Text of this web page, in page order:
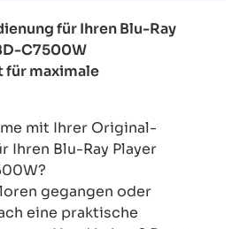
für Ihren Blu-Ray
C7500W
für maximale
mit Ihrer Original-
Ihren Blu-Ray Player
gegangen oder
eine praktische